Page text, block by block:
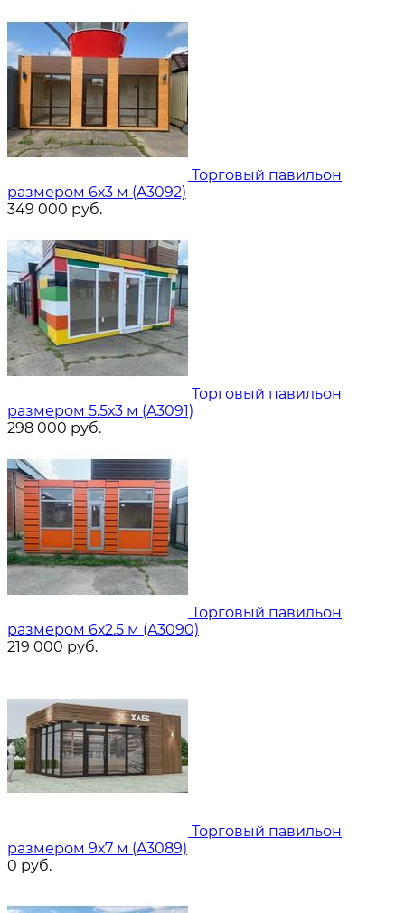
Торговый павильон
размером 6х3 м (A3092)
349 000 руб.
Торговый павильон
размером 5.5х3 м (A3091)
298 000 руб.
Торговый павильон
размером 6х2.5 м (A3090)
219 000 руб.
Торговый павильон
размером 9х7 м (A3089)
0 руб.